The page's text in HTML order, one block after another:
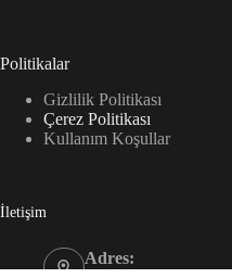
Politikalar
Gizlilik Politikası
Çerez Politikası
Kullanım Koşullar
İletişim
Adres: